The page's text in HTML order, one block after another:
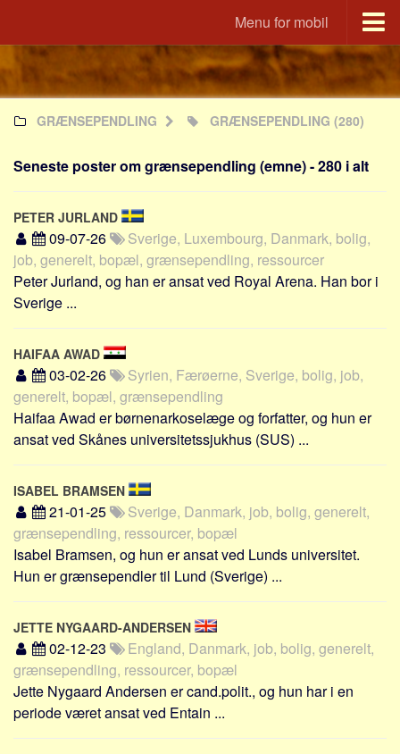
Menu for mobil
Portal
Udvandrerne.dk
Utvandrerne.no
Tyskland.dk
Rusland.dk
JLKM.dk
Lande
Tyrkiet
Spanien
Frankrig
Sverige
Norge
Thailand
Italien
Grækenland
USA
Alle
Nøgleord
Bolig
Job
Virksomhed
Investering
GRÆNSEPENDLING GRÆNSEPENDLING (280)
Seneste poster om grænsependling (emne) - 280 i alt
PETER JURLAND
09-07-26
Sverige, Luxembourg, Danmark, bolig,
job, generelt, bopæl, grænsependling, ressourcer
Peter Jurland, og han er ansat ved Royal Arena. Han bor i
Sverige ...
HAIFAA AWAD
03-02-26
Syrien, Færøerne, Sverige, bolig, job,
generelt, bopæl, grænsependling
Haifaa Awad er børnenarkoselæge og forfatter, og hun er
ansat ved Skånes universitetssjukhus (SUS) ...
ISABEL BRAMSEN
21-01-25
Sverige, Danmark, job, bolig, generelt,
grænsependling, ressourcer, bopæl
Isabel Bramsen, og hun er ansat ved Lunds universitet.
Hun er grænsependler til Lund (Sverige) ...
JETTE NYGAARD-ANDERSEN
02-12-23
England, Danmark, job, bolig, generelt,
grænsependling, ressourcer, bopæl
Jette Nygaard Andersen er cand.polit., og hun har i en
periode været ansat ved Entain ...